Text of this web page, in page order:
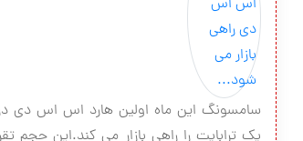
سامسونگ این ماه اولین هارد اس اس دی
یک ترابایت را راهی بازار می کند.این حجم